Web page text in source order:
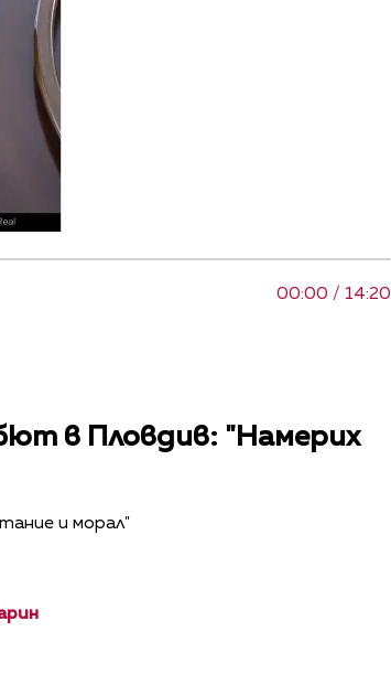
00:00 / 14:20
в Пловдив: "Намерих
и морал"